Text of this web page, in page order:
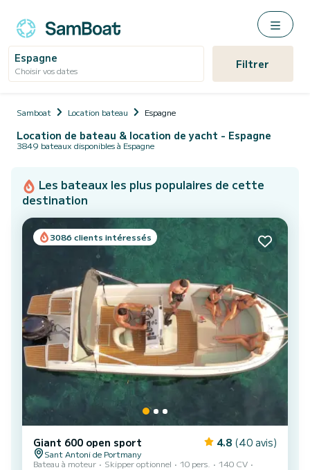
Espagne
Choisir vos dates Filtrer
Samboat Location bateau Espagne
Location de bateau & location de yacht - Espagne
3849 bateaux disponibles à Espagne
Les bateaux les plus populaires de cette
destination
3086 clients intéressés
Giant 600 open sport 4.8 (40 avis)
Sant Antoni de Portmany
Bateau à moteur
Skipper optionnel 10 pers.
140 CV